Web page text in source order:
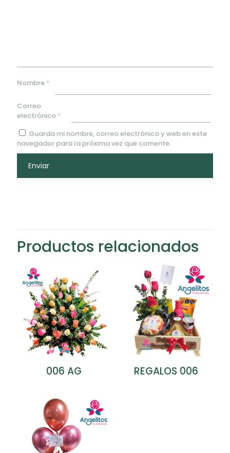
Nombre *
Correo
electrónico *
Guarda mi nombre, correo electrónico y web en este
navegador para la próxima vez que comente.
Productos relacionados
006 AG REGALOS 006